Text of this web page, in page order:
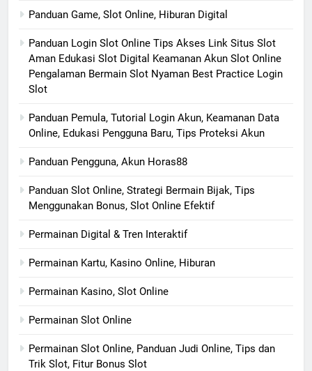
Panduan Game, Slot Online, Hiburan Digital
Panduan Login Slot Online Tips Akses Link Situs Slot
Aman Edukasi Slot Digital Keamanan Akun Slot Online
Pengalaman Bermain Slot Nyaman Best Practice Login
Slot
Panduan Pemula, Tutorial Login Akun, Keamanan Data
Online, Edukasi Pengguna Baru, Tips Proteksi Akun
Panduan Pengguna, Akun Horas88
Panduan Slot Online, Strategi Bermain Bijak, Tips
Menggunakan Bonus, Slot Online Efektif
Permainan Digital & Tren Interaktif
Permainan Kartu, Kasino Online, Hiburan
Permainan Kasino, Slot Online
Permainan Slot Online
Permainan Slot Online, Panduan Judi Online, Tips dan
Trik Slot, Fitur Bonus Slot